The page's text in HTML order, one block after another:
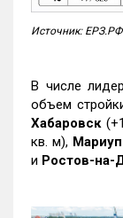
Источник: ЕРЗ.РФ
В числе
объем
Хабаровск
кв. м),
и Ростов-на-